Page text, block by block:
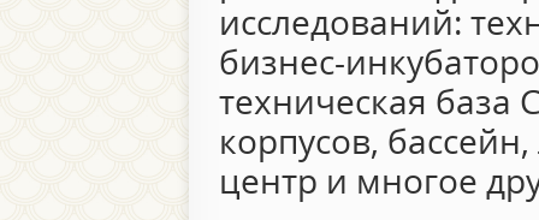
исследований:
бизнес-
техническая база
корпусов,
центр и многое